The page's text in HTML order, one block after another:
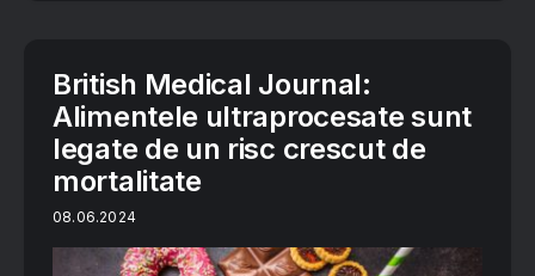
British Medical Journal:
Alimentele ultraprocesate sunt
legate de un risc crescut de
mortalitate
08.06.2024